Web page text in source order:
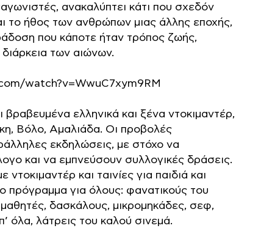
ανακαλύπτει κάτι που σχεδόν
το ήθος των ανθρώπων μιας άλλης εποχής,
που κάποτε ήταν τρόπος ζωής,
των αιώνων.
watch?v=WwuC7xym9RM
ελληνικά και ξένα ντοκιμαντέρ,
Βόλο, Αμαλιάδα. Οι προβολές
εκδηλώσεις, με στόχο να
και να εμπνεύσουν συλλογικές δράσεις.
και ταινίες για παιδιά και
πρόγραμμα για όλους: φανατικούς του
μαθητές, δασκάλους, μικρομηκάδες, σεφ,
όλα, λάτρεις του καλού σινεμά.